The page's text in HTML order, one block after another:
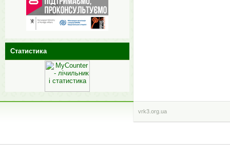
Статистика
vrk3.org.ua